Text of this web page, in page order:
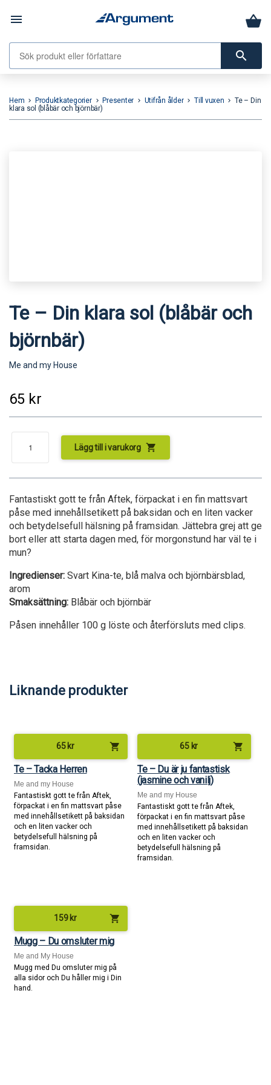
menu
search
Hem keyboard_arrow_right Produktkategorier keyboard_arrow_right Presenter keyboard_arrow_right Utifrån ålder keyboard_arrow_right Till vuxen keyboard_arrow_right
Te – Din
klara sol (blåbär och björnbär)
Te – Din klara sol (blåbär och
björnbär)
Me and my House
65 kr
Lägg till i varukorg shopping_cart
Fantastiskt gott te från Aftek, förpackat i en fin mattsvart
påse med innehållsetikett på baksidan och en liten vacker
och betydelsefull hälsning på framsidan. Jättebra grej att ge
bort eller att starta dagen med, för morgonstund har väl te i
mun?
Ingredienser: Svart Kina-te, blå malva och björnbärsblad,
arom
Smaksättning: Blåbär och björnbär
Påsen innehåller 100 g löste och återförsluts med clips.
Liknande produkter
65 kr shopping_cart
Te – Tacka Herren
Me and my House
Fantastiskt gott te från Aftek,
förpackat i en fin mattsvart påse
med innehållsetikett på baksidan
och en liten vacker och
betydelsefull hälsning på
framsidan.
65 kr shopping_cart
Te – Du är ju fantastisk
(jasmine och vanilj)
Me and my House
Fantastiskt gott te från Aftek,
förpackat i en fin mattsvart påse
med innehållsetikett på baksidan
och en liten vacker och
betydelsefull hälsning på
framsidan.
159 kr shopping_cart
Mugg – Du omsluter mig
Me and My House
Mugg med Du omsluter mig på
alla sidor och Du håller mig i Din
hand.